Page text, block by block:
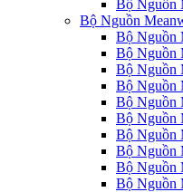
Bộ Nguồn
Bộ Nguồn
Bộ Nguồn
Bộ Nguồn
Bộ Nguồn
Bộ Nguồn
Bộ Nguồn
Bộ Nguồn
Bộ Nguồn
Bộ Nguồn
Bộ Nguồn
Bộ Nguồn